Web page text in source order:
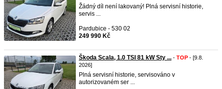
Žádný díl není lakovaný! Plná servisní historie,
servis ...
Pardubice - 530 02
249 990 Kč
Škoda Scala, 1.0 TSI 81 kW Sty ... - TOP - [9.8.
2026]
Plná servisní historie, servisováno v
autorizovaném ser ...